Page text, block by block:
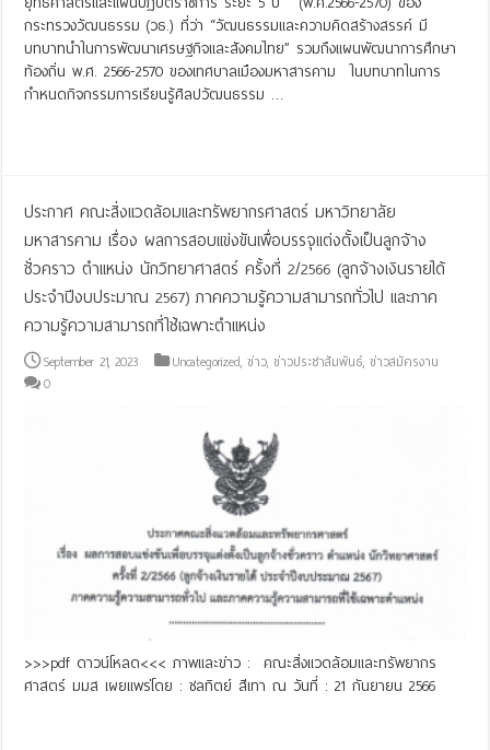
กระทรวงวัฒนธรรม (วธ.) ที่ว่า “วัฒนธรรมและความคิดสร้างสรรค์ มี
บทบาทนำในการพัฒนาเศรษฐกิจและสังคมไทย” รวมถึงแผนพัฒนาการศึกษา
ท้องถิ่น พ.ศ. 2566-2570 ของเทศบาลเมืองมหาสารคาม ในบทบาทในการ
กำหนดกิจกรรมการเรียนรู้ศิลปวัฒนธรรม …
ประกาศ คณะสิ่งแวดล้อมและทรัพยากรศาสตร์ มหาวิทยาลัย
มหาสารคาม เรื่อง ผลการสอบแข่งขันเพื่อบรรจุแต่งตั้งเป็นลูกจ้าง
ชั่วคราว ตำแหน่ง นักวิทยาศาสตร์ ครั้งที่ 2/2566 (ลูกจ้างเงินรายได้
ประจำปีงบประมาณ 2567) ภาคความรู้ความสามารถทั่วไป และภาค
ความรู้ความสามารถที่ใช้เฉพาะตำแหน่ง
September 21, 2023 Uncategorized,ข่าว,ข่าวประชาสัมพันธ์,ข่าวสมัครงาน
0
>>>pdf ดาวน์โหลด<<< ภาพและข่าว : คณะสิ่งแวดล้อมและทรัพยากร
ศาสตร์ มมส เผยแพร่โดย : ชลทิตย์ สีเทา ณ วันที่ : 21 กันยายน 2566